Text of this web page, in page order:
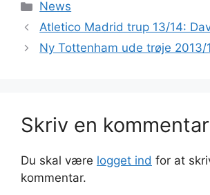
Kategorier
News
Atletico Madrid trup 13/14:
Ny Tottenham ude trøje 2013/
Skriv en kommentar
Du skal være logget ind for at
kommentar.